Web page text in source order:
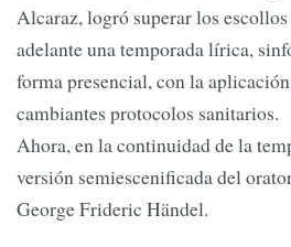
Alcaraz, logró superar los
adelante una temporada lírica,
forma presencial, con la
cambiantes protocolos sanitarios.
Ahora, en la continuidad de la
versión semiescenificada del
George Frideric Händel.